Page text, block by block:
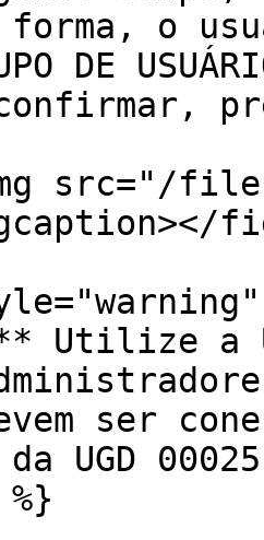
DE
src="/files/
Utilize a
ser
UGD